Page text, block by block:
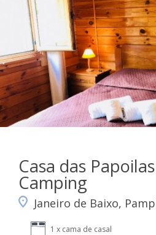
Casa das
Camping
Janeiro de Baixo,
1 x cama de casal